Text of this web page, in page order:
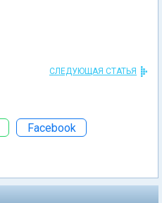
СЛЕДУЮЩАЯ СТАТЬЯ
Facebook